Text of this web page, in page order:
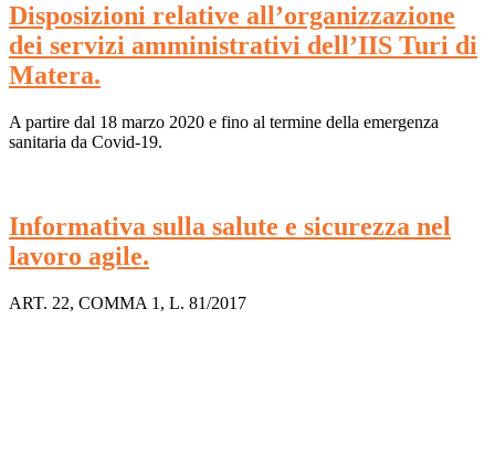
Disposizioni relative all’organizzazione
dei servizi amministrativi dell’IIS Turi di
Matera.
A partire dal 18 marzo 2020 e fino al termine della emergenza
sanitaria da Covid-19.
Informativa sulla salute e sicurezza nel
lavoro agile.
ART. 22, COMMA 1, L. 81/2017